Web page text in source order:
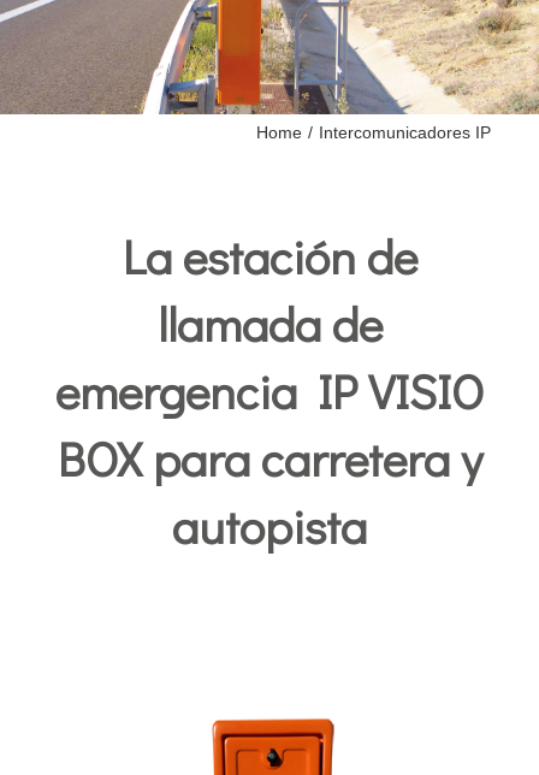
Home / Intercomunicadores IP
La estación de
llamada de
emergencia IP VISIO
BOX para carretera y
autopista